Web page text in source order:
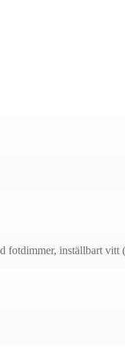
fotdimmer, inställbart vitt